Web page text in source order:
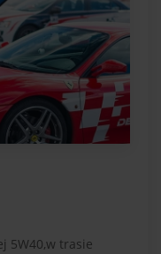
5W40,w trasie